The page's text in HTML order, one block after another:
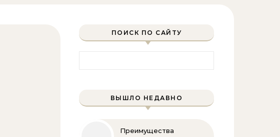
ПОИСК ПО САЙТУ
ВЫШЛО НЕДАВНО
Преимущества